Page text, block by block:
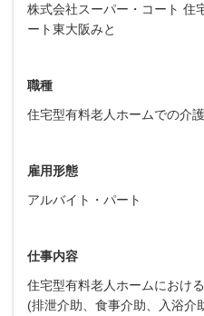
株式会社スーパー・コート 住
ート東大阪みと
職種
住宅型有料老人ホームでの介
雇用形態
アルバイト・パート
仕事内容
住宅型有料老人ホームにおけ
(排泄介助、食事介助、入浴介